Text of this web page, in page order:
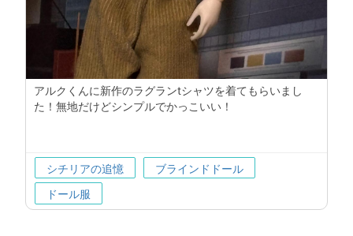
アルクくんに新作のラグランtシャツを着てもらいまし
た！無地だけどシンプルでかっこいい！
シチリアの追憶
ブラインドドール
ドール服